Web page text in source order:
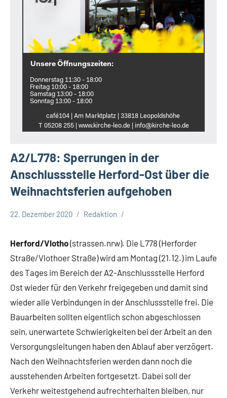
Unsere Öffnungszeiten:
Donnerstag 11:30 - 18:00
Freitag 10:00 - 18:00
Samstag 13:00 - 18:00
Sonntag 13:00 - 18:00
café104 | Am Marktplatz | 33818 Leopoldshöhe
T 05208 255 | www.kirche‑leo.de | info@kirche‑leo.de
A2/L778: Sperrungen in der
Anschlussstelle Herford-Ost über die
Weihnachtsferien aufgehoben
22. Dezember 2020 Redaktion
Herford/Vlotho(strassen.nrw). Die L778 (Herforder
Straße/Vlothoer Straße) wird am Montag (21.12.) im Laufe
des Tages im Bereich der A2-Anschlussstelle Herford
Ost wieder für den Verkehr freigegeben und damit sind
wieder alle Verbindungen in der Anschlussstelle frei. Die
Bauarbeiten sollten eigentlich schon abgeschlossen
sein, unerwartete Schwierigkeiten bei der Arbeit an den
Versorgungsleitungen haben den Ablauf aber verzögert.
Nach den Weihnachtsferien werden dann noch die
ausstehenden Arbeiten fortgesetzt. Dabei soll der
Verkehr weitestgehend aufrechterhalten bleiben, nur